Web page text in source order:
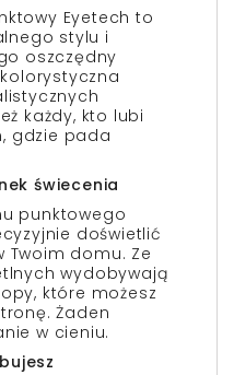
Eyetech to
stylu i
oszczędny
każdy, kto lubi
gdzie pada
świecenia
punktowego
doświetlić
Twoim domu. Ze
wydobywają
które możesz
Żaden
w cieniu.